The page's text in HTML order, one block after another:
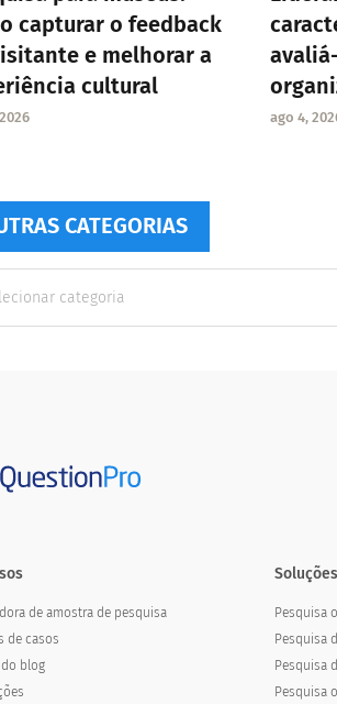
capturar o feedback
e melhorar a
cultural
ago 4,
CATEGORIAS
de amostra de pesquisa
de casos
blog
Pesquisa
Pesquisa
Pesquisa
Pesquisa